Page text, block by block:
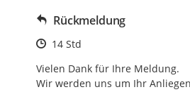
Rückmeldung
Zeitpunkt des Erstellens
14 Std
Vielen Dank für Ihre Meldung.
Wir werden uns um Ihr